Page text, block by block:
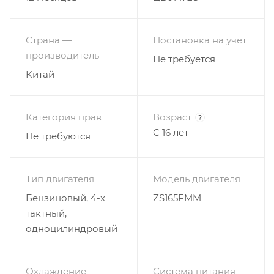
фары при необходимости;
Система зажигания электронная (CDI);
Страна —
производитель
Китай
Постановка на учёт
Не требуется
Категория прав
Не требуются
Возраст ?
С 16 лет
Тип двигателя
Бензиновый, 4-х
тактный,
одноцилиндровый
Модель двигателя
ZS165FMM
Охлаждение Система питания